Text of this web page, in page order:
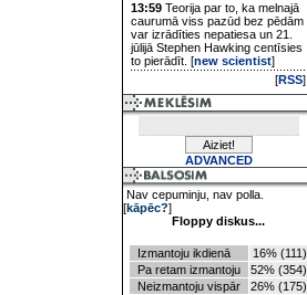
13:59 Teorija par to, ka melnajā
caurumā viss pazūd bez pēdām
var izrādīties nepatiesa un 21.
jūlijā Stephen Hawking centīsies
to pierādīt. [new scientist]
[RSS]
ADVANCED
Nav cepuminju, nav polla.
[kāpēc?]
Floppy diskus...
Izmantoju ikdienā
16% (111)
Pa retam izmantoju
52% (354)
Neizmantoju vispār
26% (175)